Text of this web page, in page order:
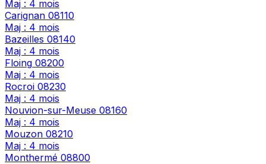
Maj : 4 mois
Carignan 08110
Maj : 4 mois
Bazeilles 08140
Maj : 4 mois
Floing 08200
Maj : 4 mois
Rocroi 08230
Maj : 4 mois
Nouvion-sur-Meuse 08160
Maj : 4 mois
Mouzon 08210
Maj : 4 mois
Monthermé 08800